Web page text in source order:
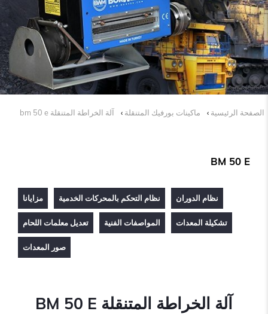
الصفحة الرئيسية ماكينات بورفيك المتنقلة آلة الخراطة المتنقلة bm 50 e
BM 50 E
مزايانا نظام التحكم بالمحركات الخدمية نظام الدوران
تعديل معلمات اللحام المواصفات الفنية تشكيلة المعدات
صور المعدات
آلة الخراطة المتنقلة BM 50 E